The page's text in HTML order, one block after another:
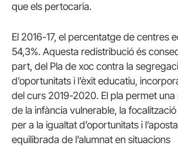
que els pertocaria.
El 2016-17, el percentatge de centres
54,3%. Aquesta redistribució és
part, del Pla de xoc contra la
d’oportunitats i l’èxit educatiu,
del curs 2019-2020. El pla permet
de la infància vulnerable, la
per a la igualtat d’oportunitats i
equilibrada de l’alumnat en situacions